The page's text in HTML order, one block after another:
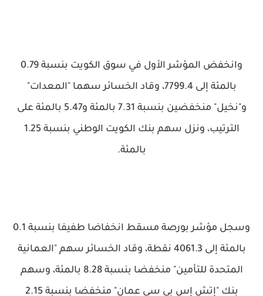
وانخفض المؤشر الأول في سوق الكويت بنسبة 0.79
بالمئة إلى 7799.4، وقاد الخسائر سهما "المعدات"
و"نخيل" منخفضين بنسبة 7.31 بالمئة و5.47 بالمئة على
الترتيب، ونزل سهم بنك الكويت الوطني بنسبة 1.25
بالمئة.
وسجل مؤشر بورصة مسقط انخفاضا طفيفا بنسبة 0.1
بالمئة إلى 4061.3 نقطة، وقاد الخسائر سهم "العمانية
المتحدة للتأمين" منخفضا بنسبة 8.28 بالمئة، وسهم
بنك "إتش إس بي سي عمان" منخفضا بنسبة 2.15